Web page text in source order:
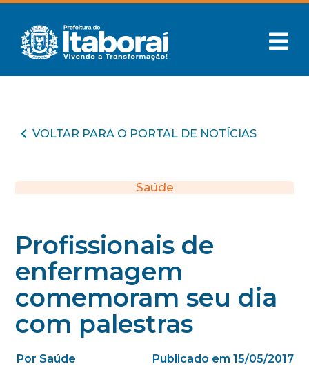
VOLTAR PARA O PORTAL DE NOTÍCIAS
Saúde
Profissionais de
enfermagem
comemoram seu dia
com palestras
Por Saúde Publicado em 15/05/2017